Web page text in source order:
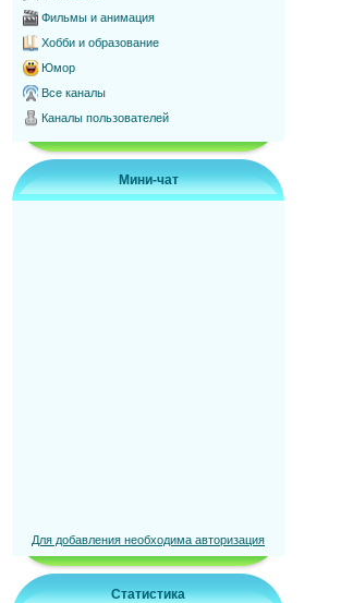
Фильмы и анимация
Хобби и образование
Юмор
Все каналы
Каналы пользователей
Мини-чат
Для добавления необходима авторизация
Статистика